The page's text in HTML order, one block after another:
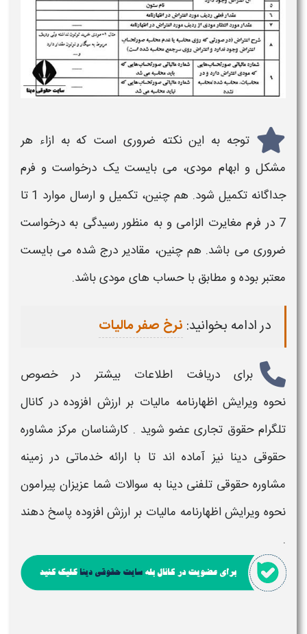
توجه به این نکته ضروری است که به ازاء هر
مشکل و ابهام مودی، می بایست یک درخواست و فرم
جداگانه تکمیل شود. هم چنین، تکمیل و ارسال موارد 1 تا
7 در فرم مغایرت الزامی و به منظور رسیدگی به درخواست
ضروری می باشد. هم چنین، مقادیر درج شده می بایست
معتبر بوده و مطابق با حساب های مودی باشد.
در ادامه بخوانید: نرخ صفر مالیات
برای دریافت اطلاعات بیشتر در خصوص
نحوه ویرایش اظهارنامه مالیات بر ارزش افزوده در کانال
تلگرام حقوق تجاری عضو شوید . کارشناسان مرکز مشاوره
حقوقی دینا نیز آماده اند تا با ارائه خدماتی در زمینه
مشاوره حقوقی تلفنی دینا به سوالات شما عزیزان پیرامون
نحوه ویرایش اظهارنامه مالیات بر ارزش افزوده پاسخ دهند
.